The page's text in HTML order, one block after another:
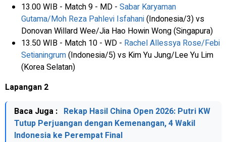
13.00 WIB - Match 9 - MD - Sabar Karyaman
Gutama/Moh Reza Pahlevi Isfahani(Indonesia/3) vs
Donovan Willard Wee/Jia Hao Howin Wong (Singapura)
13.50 WIB - Match 10 - WD - Rachel Allessya Rose/Febi
Setianingrum(Indonesia/5) vs Kim Yu Jung/Lee Yu Lim
(Korea Selatan)
Lapangan 2
Baca Juga : Rekap Hasil China Open 2026: Putri KW
Tutup Perjuangan dengan Kemenangan, 4 Wakil
Indonesia ke Perempat Final